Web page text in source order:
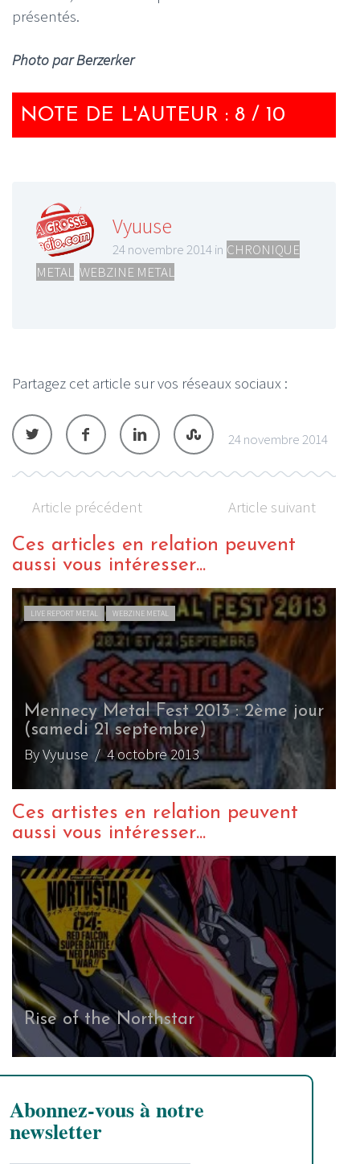
présentés.
Photo par Berzerker
NOTE DE L'AUTEUR : 8 / 10
Vyuuse
24 novembre 2014 in CHRONIQUE
METAL WEBZINE METAL
Partagez cet article sur vos réseaux sociaux :
24 novembre 2014
Article précédent Article suivant
Ces articles en relation peuvent
aussi vous intéresser...
LIVE REPORT METAL WEBZINE METAL
Mennecy Metal Fest 2013 : 2ème jour
(samedi 21 septembre)
By Vyuuse / 4 octobre 2013
Ces artistes en relation peuvent
aussi vous intéresser...
Rise of the Northstar
Abonnez-vous à notre
newsletter